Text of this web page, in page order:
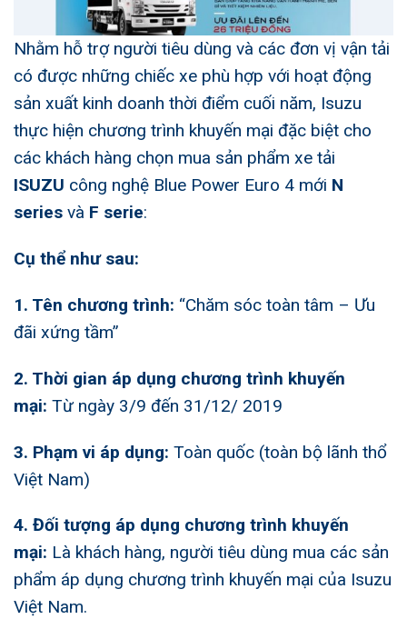
Nhằm hỗ trợ người tiêu dùng và các đơn vị vận tải
có được những chiếc xe phù hợp với hoạt động
sản xuất kinh doanh thời điểm cuối năm, Isuzu
thực hiện chương trình khuyến mại đặc biệt cho
các khách hàng chọn mua sản phẩm xe tải
ISUZU công nghệ Blue Power Euro 4 mới N
series và F serie:
Cụ thể như sau:
1. Tên chương trình: “Chăm sóc toàn tâm – Ưu
đãi xứng tầm”
2. Thời gian áp dụng chương trình khuyến
mại: Từ ngày 3/9 đến 31/12/ 2019
3. Phạm vi áp dụng: Toàn quốc (toàn bộ lãnh thổ
Việt Nam)
4. Đối tượng áp dụng chương trình khuyến
mại: Là khách hàng, người tiêu dùng mua các sản
phẩm áp dụng chương trình khuyến mại của Isuzu
Việt Nam.